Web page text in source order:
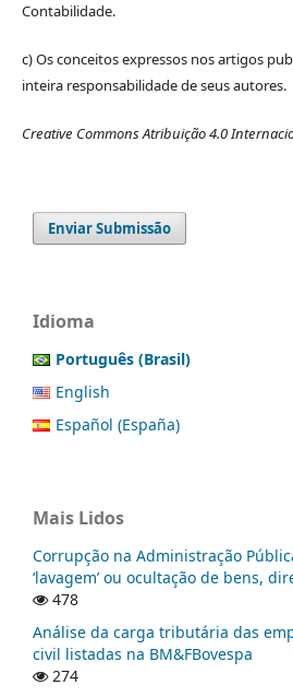
Contabilidade.
c) Os conceitos expressos nos artigos
inteira responsabilidade de seus autores.
Creative Commons Atribuição 4.0
Enviar Submissão
Idioma
Português (Brasil)
English
Español (España)
Mais Lidos
Corrupção na Administração
‘lavagem’ ou ocultação de bens,
478
Análise da carga tributária das
civil listadas na BM&FBovespa
274